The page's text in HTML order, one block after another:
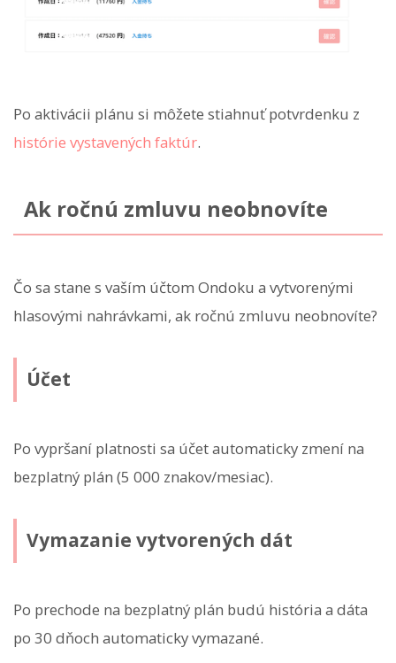
Po aktivácii plánu si môžete stiahnuť potvrdenku z
histórie vystavených faktúr.
Ak ročnú zmluvu neobnovíte
Čo sa stane s vaším účtom Ondoku a vytvorenými
hlasovými nahrávkami, ak ročnú zmluvu neobnovíte?
Účet
Po vypršaní platnosti sa účet automaticky zmení na
bezplatný plán (5 000 znakov/mesiac).
Vymazanie vytvorených dát
Po prechode na bezplatný plán budú história a dáta
po 30 dňoch automaticky vymazané.